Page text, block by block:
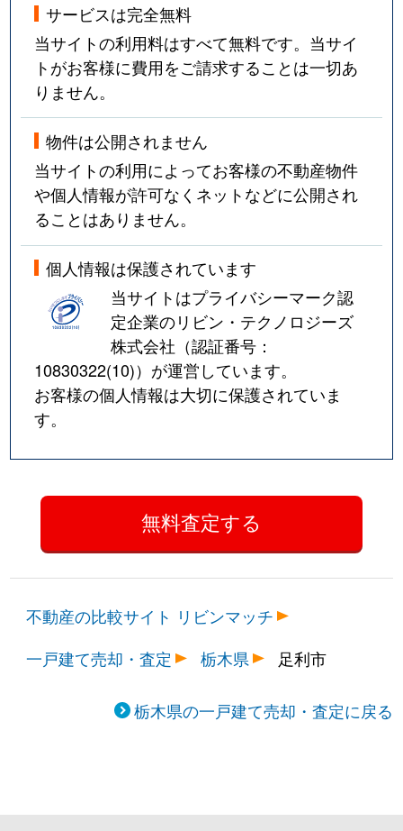
サービスは完全無料
当サイトの利用料はすべて無料です。当サイ
トがお客様に費用をご請求することは一切あ
りません。
物件は公開されません
当サイトの利用によってお客様の不動産物件
や個人情報が許可なくネットなどに公開され
ることはありません。
個人情報は保護されています
当サイトはプライバシーマーク認
定企業のリビン・テクノロジーズ
株式会社（認証番号：
10830322(10)）が運営しています。
お客様の個人情報は大切に保護されていま
す。
不動産の比較サイト リビンマッチ
一戸建て売却・査定
栃木県 足利市
栃木県の一戸建て売却・査定に戻る